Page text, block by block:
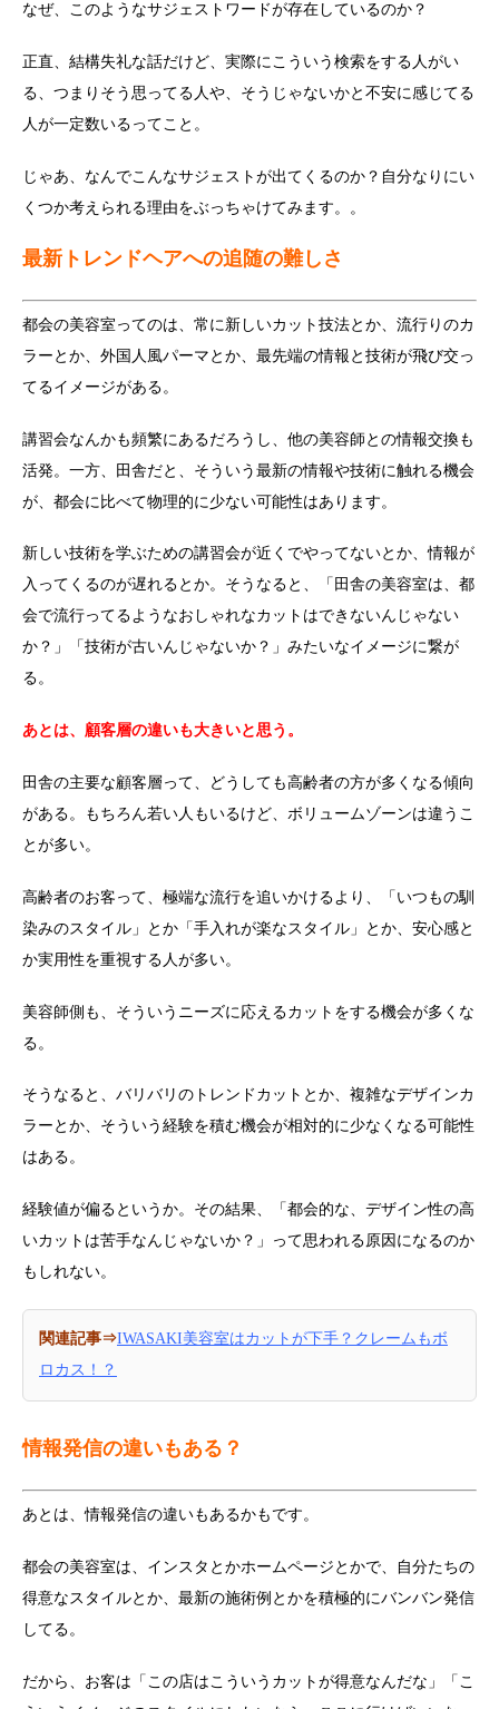
なぜ、このようなサジェストワードが存在しているのか？
正直、結構失礼な話だけど、実際にこういう検索をする人がい
る、つまりそう思ってる人や、そうじゃないかと不安に感じてる
人が一定数いるってこと。
じゃあ、なんでこんなサジェストが出てくるのか？自分なりにい
くつか考えられる理由をぶっちゃけてみます。。
最新トレンドヘアへの追随の難しさ
都会の美容室ってのは、常に新しいカット技法とか、流行りのカ
ラーとか、外国人風パーマとか、最先端の情報と技術が飛び交っ
てるイメージがある。
講習会なんかも頻繁にあるだろうし、他の美容師との情報交換も
活発。一方、田舎だと、そういう最新の情報や技術に触れる機会
が、都会に比べて物理的に少ない可能性はあります。
新しい技術を学ぶための講習会が近くでやってないとか、情報が
入ってくるのが遅れるとか。そうなると、「田舎の美容室は、都
会で流行ってるようなおしゃれなカットはできないんじゃない
か？」「技術が古いんじゃないか？」みたいなイメージに繋が
る。
あとは、顧客層の違いも大きいと思う。
田舎の主要な顧客層って、どうしても高齢者の方が多くなる傾向
がある。もちろん若い人もいるけど、ボリュームゾーンは違うこ
とが多い。
高齢者のお客って、極端な流行を追いかけるより、「いつもの馴
染みのスタイル」とか「手入れが楽なスタイル」とか、安心感と
か実用性を重視する人が多い。
美容師側も、そういうニーズに応えるカットをする機会が多くな
る。
そうなると、バリバリのトレンドカットとか、複雑なデザインカ
ラーとか、そういう経験を積む機会が相対的に少なくなる可能性
はある。
経験値が偏るというか。その結果、「都会的な、デザイン性の高
いカットは苦手なんじゃないか？」って思われる原因になるのか
もしれない。
関連記事⇒IWASAKI美容室はカットが下手？クレームもボ
ロカス！？
情報発信の違いもある？
あとは、情報発信の違いもあるかもです。
都会の美容室は、インスタとかホームページとかで、自分たちの
得意なスタイルとか、最新の施術例とかを積極的にバンバン発信
してる。
だから、お客は「この店はこういうカットが得意なんだな」「こ